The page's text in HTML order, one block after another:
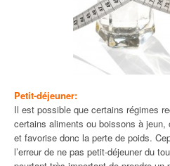
Petit-déjeuner:
Il est possible que certains régimes
certains aliments ou boissons à
et favorise donc la perte de poids.
l’erreur de ne pas petit-déjeuner du